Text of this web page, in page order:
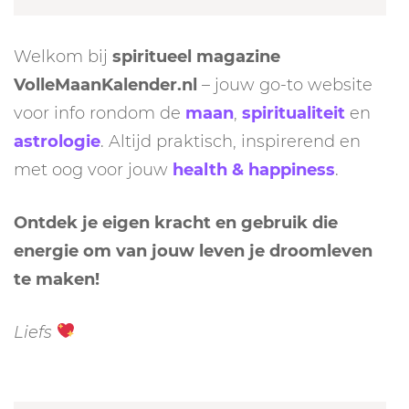
Welkom bij spiritueel magazine
VolleMaanKalender.nl – jouw go-to website
voor info rondom de maan, spiritualiteit en
astrologie. Altijd praktisch, inspirerend en
met oog voor jouw health & happiness.
Ontdek je eigen kracht en gebruik die
energie om van jouw leven je droomleven
te maken!
Liefs